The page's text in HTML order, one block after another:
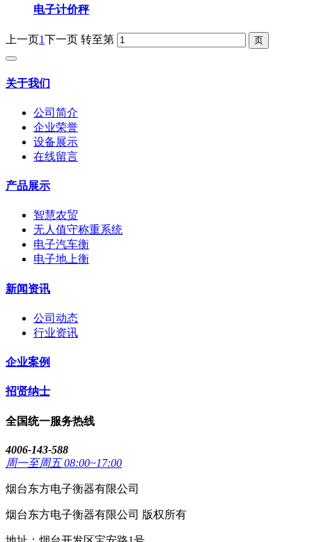
电子计价秤
上一页1下一页 转至第
关于我们
公司简介
企业荣誉
设备展示
在线留言
产品展示
智慧农贸
无人值守称重系统
电子汽车衡
电子地上衡
新闻资讯
公司动态
行业资讯
企业案例
招贤纳士
全国统一服务热线
4006-143-588
周一至周五 08:00~17:00
烟台东方电子衡器有限公司
烟台东方电子衡器有限公司 版权所有